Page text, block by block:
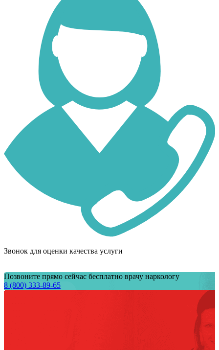
Звонок для оценки качества услуги
Позвоните прямо сейчас бесплатно врачу наркологу
8 (800) 333-89-65